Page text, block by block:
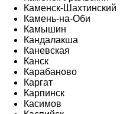
Каменск-Шахтинский
Камень-на-Оби
Камышин
Кандалакша
Каневская
Канск
Карабаново
Каргат
Карпинск
Касимов